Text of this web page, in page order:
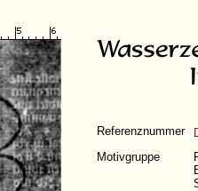
Referenznummer
Motivgruppe